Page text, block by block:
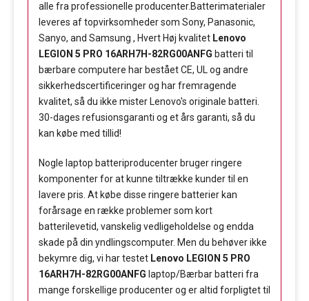
alle fra professionelle producenter.Batterimaterialer
leveres af topvirksomheder som Sony, Panasonic,
Sanyo, and Samsung , Hvert Høj kvalitet Lenovo
LEGION 5 PRO 16ARH7H-82RG00ANFG batteri til
bærbare computere har bestået CE, UL og andre
sikkerhedscertificeringer og har fremragende
kvalitet, så du ikke mister Lenovo's originale batteri.
30-dages refusionsgaranti og et års garanti, så du
kan købe med tillid!
Nogle laptop batteriproducenter bruger ringere
komponenter for at kunne tiltrække kunder til en
lavere pris. At købe disse ringere batterier kan
forårsage en række problemer som kort
batterilevetid, vanskelig vedligeholdelse og endda
skade på din yndlingscomputer. Men du behøver ikke
bekymre dig, vi har testet Lenovo LEGION 5 PRO
16ARH7H-82RG00ANFG laptop/Bærbar batteri fra
mange forskellige producenter og er altid forpligtet til